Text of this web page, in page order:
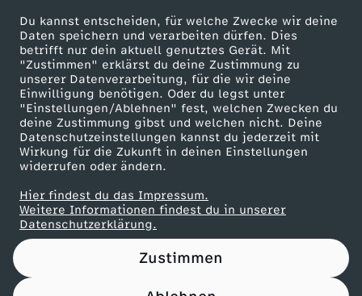
Du kannst entscheiden, für welche Zwecke wir deine
Daten speichern und verarbeiten dürfen. Dies
betrifft nur dein aktuell genutztes Gerät. Mit
"Zustimmen" erklärst du deine Zustimmung zu
unserer Datenverarbeitung, für die wir deine
Einwilligung benötigen. Oder du legst unter
"Einstellungen/Ablehnen" fest, welchen Zwecken du
deine Zustimmung gibst und welchen nicht. Deine
Datenschutzeinstellungen kannst du jederzeit mit
Wirkung für die Zukunft in deinen Einstellungen
widerrufen oder ändern.
Hier findest du das Impressum.
Weitere Informationen findest du in unserer
Datenschutzerklärung.
Zustimmen
ZDF goes Schule
Werbefernsehen
Mainzelmännchen
Partner